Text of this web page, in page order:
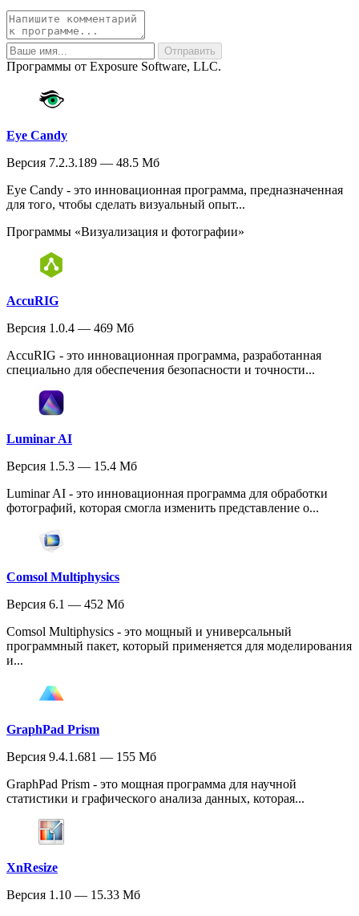
Программы от Exposure Software, LLC.
Eye Candy
Версия 7.2.3.189 — 48.5 Мб
Eye Candy - это инновационная программа, предназначенная
для того, чтобы сделать визуальный опыт...
Программы «Визуализация и фотографии»
AccuRIG
Версия 1.0.4 — 469 Мб
AccuRIG - это инновационная программа, разработанная
специально для обеспечения безопасности и точности...
Luminar AI
Версия 1.5.3 — 15.4 Мб
Luminar AI - это инновационная программа для обработки
фотографий, которая смогла изменить представление о...
Comsol Multiphysics
Версия 6.1 — 452 Мб
Comsol Multiphysics - это мощный и универсальный
программный пакет, который применяется для моделирования
и...
GraphPad Prism
Версия 9.4.1.681 — 155 Мб
GraphPad Prism - это мощная программа для научной
статистики и графического анализа данных, которая...
XnResize
Версия 1.10 — 15.33 Мб